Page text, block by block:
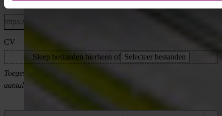
LinkedIn profiel
CV
Sleep bestanden hierheen of Selecteer bestanden
Toegestane bestandstypen: pdf, Max. bestandsgrootte: 64 MB, Max.
aantal bestanden: 1.